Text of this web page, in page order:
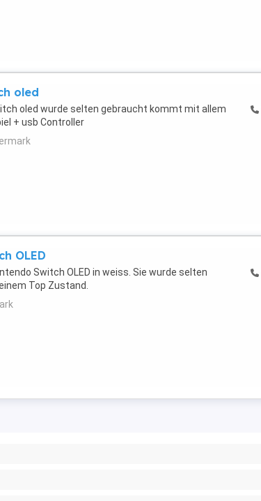
oled
oled wurde selten gebraucht kommt mit allem
+ usb Controller
OLED
Switch OLED in weiss. Sie wurde selten
Top Zustand.